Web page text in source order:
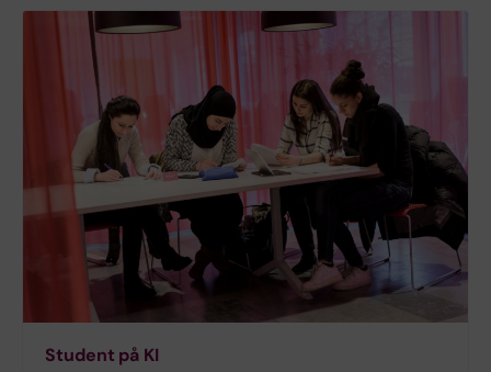
Student på KI